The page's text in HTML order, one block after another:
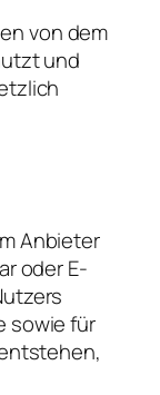
von dem
und
Anbieter
oder E-
sowie für